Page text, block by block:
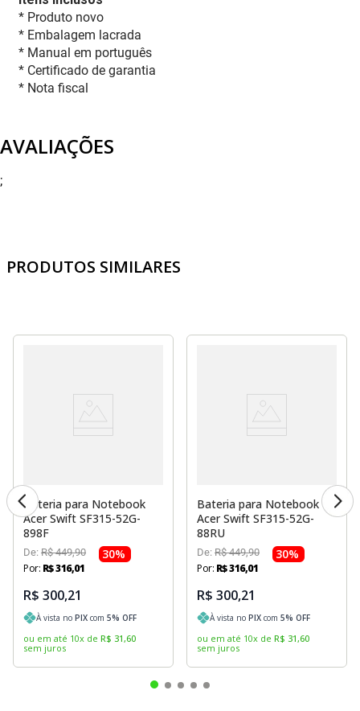
* Produto novo
* Embalagem lacrada
* Manual em português
* Certificado de garantia
* Nota fiscal
AVALIAÇÕES
;
PRODUTOS SIMILARES
Bateria para Notebook
Acer Swift SF315-52G-
898F
De: R$ 449,90 30%
Por: R$316,01
R$ 300,21
À vista no PIX com 5% OFF
ou em até 10x de R$ 31,60
sem juros
Bateria para Notebook
Acer Swift SF315-52G-
88RU
De: R$ 449,90 30%
Por: R$316,01
R$ 300,21
À vista no PIX com 5% OFF
ou em até 10x de R$ 31,60
sem juros